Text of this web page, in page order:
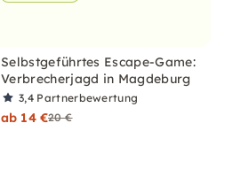
Selbstgeführtes Escape-Game:
Verbrecherjagd in Magdeburg
3,4 Partnerbewertung
ab 14 €20 €